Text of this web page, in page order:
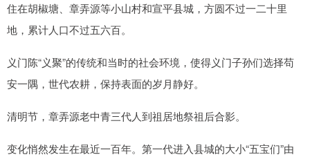
住在胡椒塘、章弄源等小山村和宣平县城，方圆不过一二十里
地，累计人口不过五六百。
义门陈“义聚”的传统和当时的社会环境，使得义门子孙们选择苟
安一隅，世代农耕，保持表面的岁月静好。
清明节，章弄源老中青三代人到祖居地祭祖后合影。
变化悄然发生在最近一百年。第一代进入县城的大小“五宝们”由